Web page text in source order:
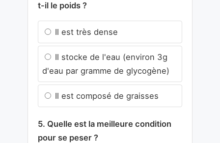
t-il le poids ?
Il est très dense
Il stocke de l'eau (environ 3g
d'eau par gramme de glycogène)
Il est composé de graisses
5. Quelle est la meilleure condition
pour se peser ?